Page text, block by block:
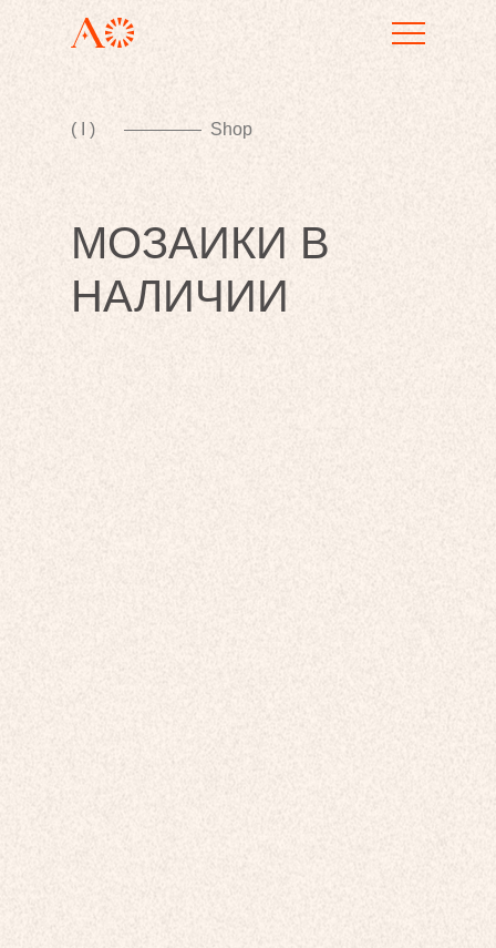
МОЗАИКИ В
НАЛИЧИИ
Shop
( I )